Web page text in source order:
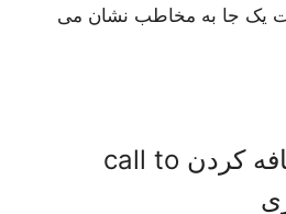
یک جا به مخاطب نشان می
مرحله سوم: اضافه کردن call to